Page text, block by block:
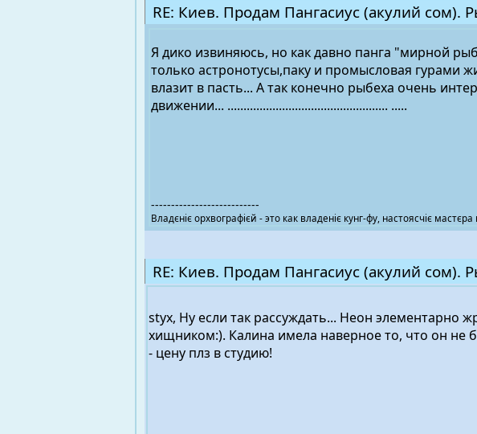
RE: Киев. Продам Пангасиус (акулий сом).
Я дико извиняюсь, но как давно панга "мирной
только астронотусы,паку и промысловая гурами
влазит в пасть... А так конечно рыбеха очень
движении... .................................................. .....
---------------------------
Владєніє орхвографієй - это как владеніє кунг-фу, настоясчіє мастєра
RE: Киев. Продам Пангасиус (акулий сом).
styx, Ну если так рассуждать... Неон элементарно
хищником:). Калина имела наверное то, что он не
- цену плз в студию!